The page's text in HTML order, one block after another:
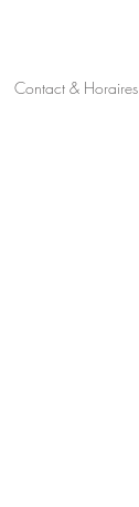
Contact & Horaires